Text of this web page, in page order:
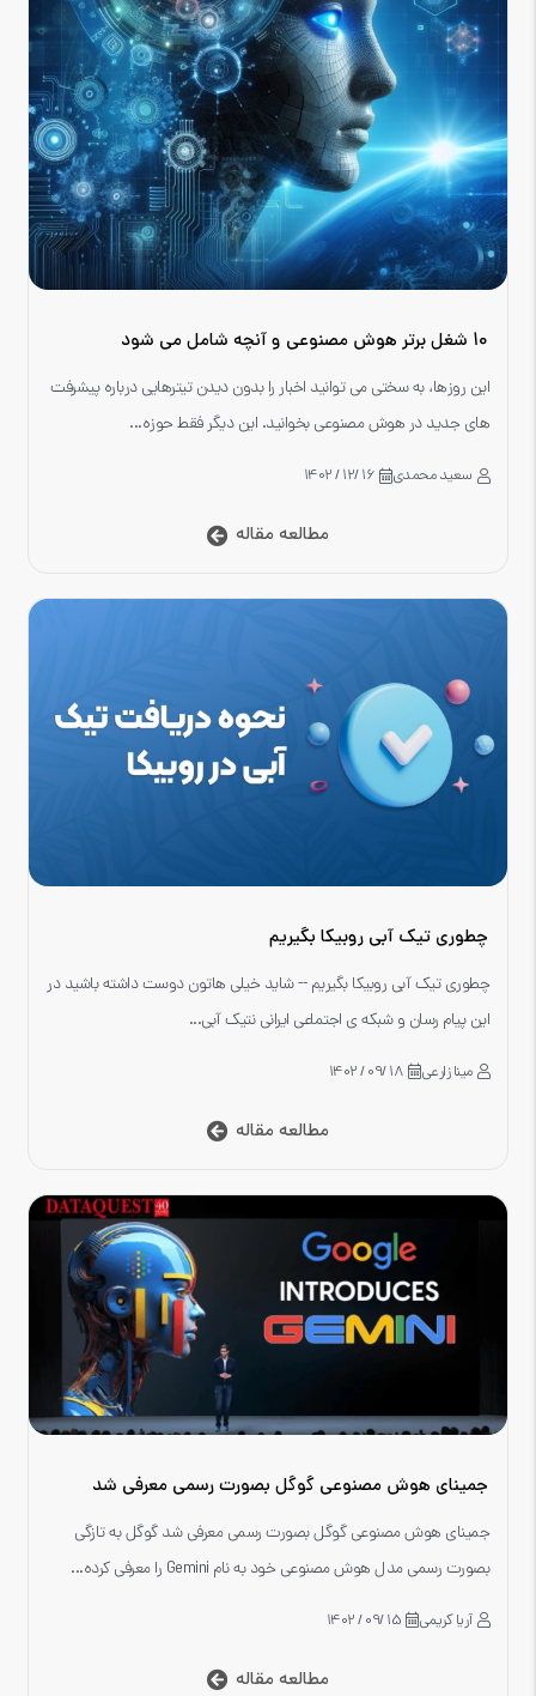
10 شغل برتر هوش مصنوعی و آنچه شامل می شود
این روزها، به سختی می توانید اخبار را بدون دیدن تیترهایی درباره پیشرفت
های جدید در هوش مصنوعی بخوانید. این دیگر فقط حوزه...
سعید محمدی 16 /12 / 1402
مطالعه مقاله
چطوری تیک آبی روبیکا بگیریم
چطوری تیک آبی روبیکا بگیریم -- شاید خیلی هاتون دوست داشته باشید در
این پیام رسان و شبکه ی اجتماعی ایرانی نتیک آبی...
مینا زارعی 18 /09 / 1402
مطالعه مقاله
جمینای هوش مصنوعی گوگل بصورت رسمی معرفی شد
جمینای هوش مصنوعی گوگل بصورت رسمی معرفی شد گوگل به تازگی
بصورت رسمی مدل هوش مصنوعی خود به نام Gemini را معرفی کرده...
آریا کریمی 15 /09 / 1402
مطالعه مقاله